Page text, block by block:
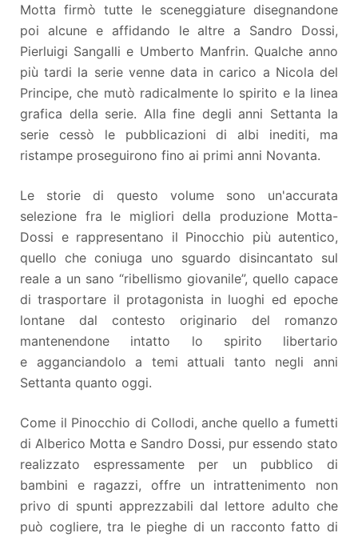
Motta firmò tutte le sceneggiature disegnandone
poi alcune e affidando le altre a Sandro Dossi,
Pierluigi Sangalli e Umberto Manfrin. Qualche anno
più tardi la serie venne data in carico a Nicola del
Principe, che mutò radicalmente lo spirito e la linea
grafica della serie. Alla fine degli anni Settanta la
serie cessò le pubblicazioni di albi inediti, ma
ristampe proseguirono fino ai primi anni Novanta.
Le storie di questo volume sono un'accurata
selezione fra le migliori della produzione Motta-
Dossi e rappresentano il Pinocchio più autentico,
quello che coniuga uno sguardo disincantato sul
reale a un sano “ribellismo giovanile”, quello capace
di trasportare il protagonista in luoghi ed epoche
lontane dal contesto originario del romanzo
mantenendone intatto lo spirito libertario
e agganciandolo a temi attuali tanto negli anni
Settanta quanto oggi.
Come il Pinocchio di Collodi, anche quello a fumetti
di Alberico Motta e Sandro Dossi, pur essendo stato
realizzato espressamente per un pubblico di
bambini e ragazzi, offre un intrattenimento non
privo di spunti apprezzabili dal lettore adulto che
può cogliere, tra le pieghe di un racconto fatto di